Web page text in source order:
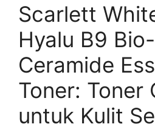
Scarlett
Hyalu B9
Ceramide
Toner: Toner
untuk Kulit